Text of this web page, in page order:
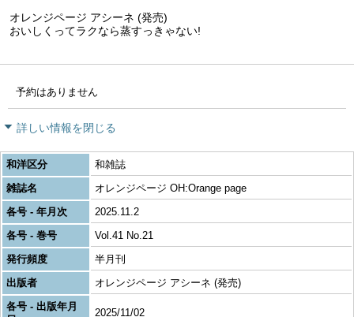
オレンジページ アシーネ (発売)
おいしくってラクなら蒸すっきゃない!
予約はありません
詳しい情報を閉じる
和洋区分
和雑誌
雑誌名
オレンジページ OH:Orange page
各号 - 年月次
2025.11.2
各号 - 巻号
Vol.41 No.21
発行頻度
半月刊
出版者
オレンジページ アシーネ (発売)
各号 - 出版年月
2025/11/02